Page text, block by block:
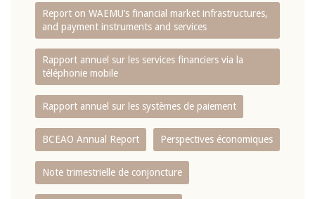
Report on WAEMU’s financial market infrastructures,
and payment instruments and services
Rapport annuel sur les services financiers via la
téléphonie mobile
Rapport annuel sur les systèmes de paiement
BCEAO Annual Report Perspectives économiques
Note trimestrielle de conjoncture